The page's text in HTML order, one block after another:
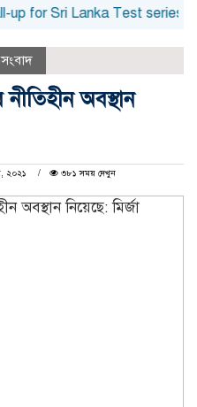
Sri Lanka Test series |
অবস্থান
২০২১
৩৮১ সময় দেখুন